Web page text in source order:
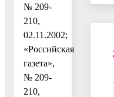
№ 209-
210,
02.11.2002;
«Российская
газета»,
№ 209-
210,